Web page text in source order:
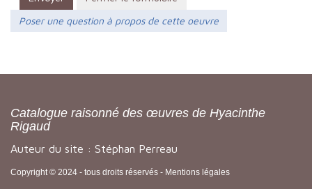
Poser une question à propos de cette oeuvre
Catalogue raisonné des œuvres de Hyacinthe
Rigaud
Auteur du site : Stéphan Perreau
Copyright © 2024 - tous droits réservés - Mentions légales